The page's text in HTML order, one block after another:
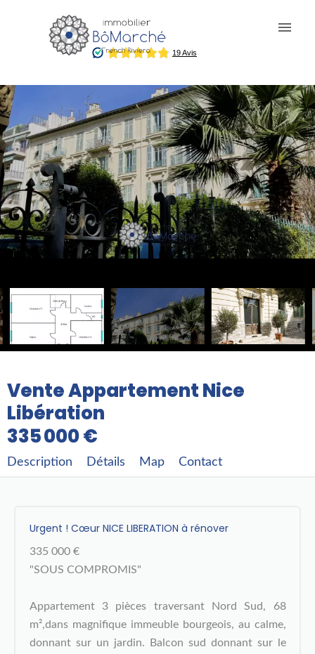
Vente Appartement Nice
Libération
335 000 €
Description Détails Map Contact
Urgent ! Cœur NICE LIBERATION à rénover
335 000 €
"SOUS COMPROMIS"
Appartement 3 pièces traversant Nord Sud, 68
m²,dans magnifique immeuble bourgeois, au calme,
donnant sur un jardin. Balcon sud donnant sur le